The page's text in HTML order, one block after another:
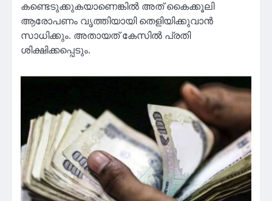
കണ്ടെടുക്കുകയാണെങ്കിൽ അത് കൈക്കൂലി
ആരോപണം വൃത്തിയായി തെളിയിക്കുവാൻ
സാധിക്കും. അതായത് കേസിൽ പ്രതി
ശിക്ഷിക്കപ്പെടും.